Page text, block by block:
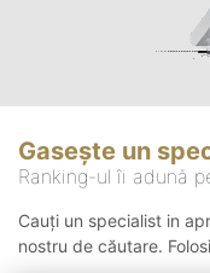
Gasește un
Ranking-ul îi adună
Cauți un specialist in
nostru de căutare.